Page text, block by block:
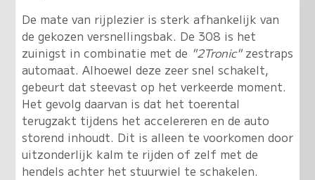
De mate van rijplezier is sterk afhankelijk van
de gekozen versnellingsbak. De 308 is het
zuinigst in combinatie met de "2Tronic"zestraps
automaat. Alhoewel deze zeer snel schakelt,
gebeurt dat steevast op het verkeerde moment.
Het gevolg daarvan is dat het toerental
terugzakt tijdens het accelereren en de auto
storend inhoudt. Dit is alleen te voorkomen door
uitzonderlijk kalm te rijden of zelf met de
hendels achter het stuurwiel te schakelen.